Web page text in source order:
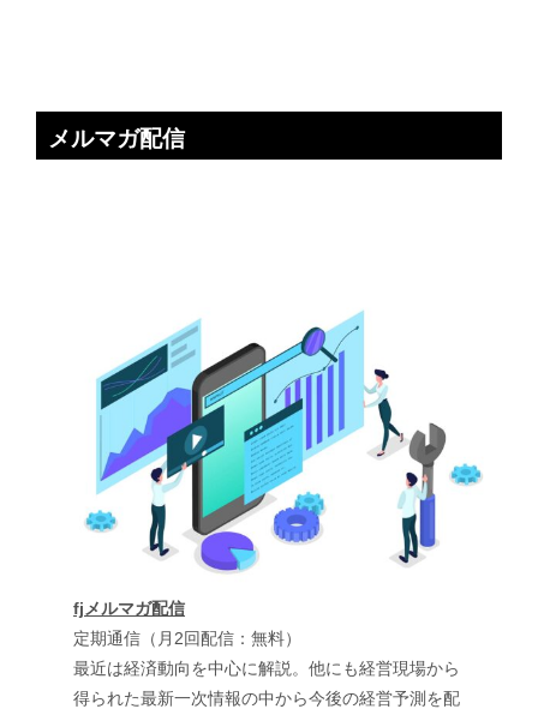
メルマガ配信
fjメルマガ配信
定期通信（月2回配信：無料）
最近は経済動向を中心に解説。他にも経営現場から
得られた最新一次情報の中から今後の経営予測を配